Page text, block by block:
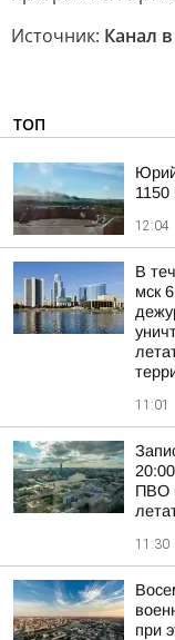
Источник: Канал
ТОП
12:04
В
мск
11:01
ПВО
11:30
при